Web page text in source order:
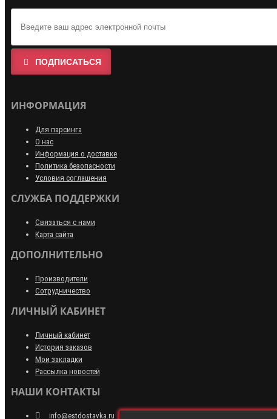
ПОДПИСАТЬСЯ
ИНФОРМАЦИЯ
Для парсинга
О нас
Информация о доставке
Политика безопасности
Условия соглашения
СЛУЖБА ПОДДЕРЖКИ
Связаться с нами
Карта сайта
ДОПОЛНИТЕЛЬНО
Производители
Сотрудничество
ЛИЧНЫЙ КАБИНЕТ
Личный кабинет
История заказов
Мои закладки
Рассылка новостей
НАШИ КОНТАКТЫ
info@estdostavka.ru